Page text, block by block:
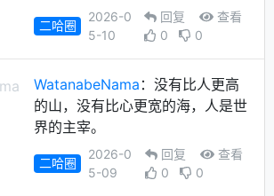
二哈圈
2026-0
5-10
回复
查看
0
0
WatanabeNama ：没有比人更高
的山，没有比心更宽的海，人是世
界的主宰。
二哈圈
2026-0
5-09
回复
查看
0
0